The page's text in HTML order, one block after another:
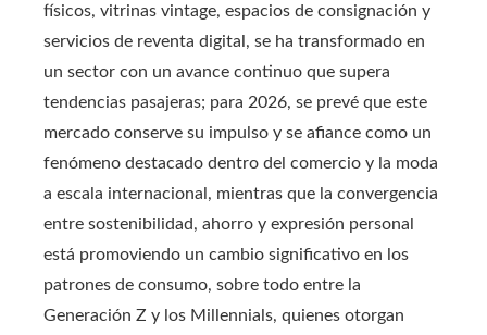
físicos, vitrinas vintage, espacios de consignación y
servicios de reventa digital, se ha transformado en
un sector con un avance continuo que supera
tendencias pasajeras; para 2026, se prevé que este
mercado conserve su impulso y se afiance como un
fenómeno destacado dentro del comercio y la moda
a escala internacional, mientras que la convergencia
entre sostenibilidad, ahorro y expresión personal
está promoviendo un cambio significativo en los
patrones de consumo, sobre todo entre la
Generación Z y los Millennials, quienes otorgan